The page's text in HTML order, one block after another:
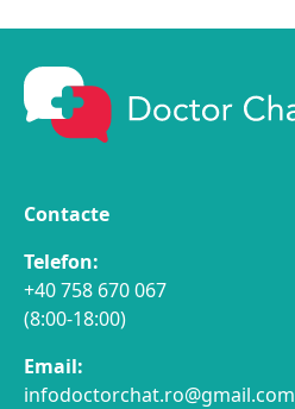
Contacte
Telefon:
+40 758 670 067
(8:00-18:00)
Email:
infodoctorchat.ro@gmail.com